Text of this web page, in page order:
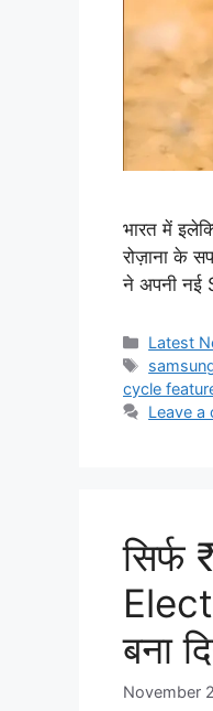
भारत में
रोज़ाना के
ने अपनी
Latest
Tags
cycle
Leave a
बना
November